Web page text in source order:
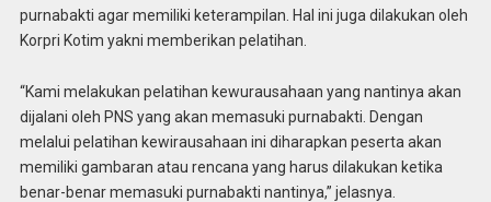
purnabakti agar memiliki keterampilan. Hal ini juga dilakukan oleh
Korpri Kotim yakni memberikan pelatihan.
“Kami melakukan pelatihan kewurausahaan yang nantinya akan
dijalani oleh PNS yang akan memasuki purnabakti. Dengan
melalui pelatihan kewirausahaan ini diharapkan peserta akan
memiliki gambaran atau rencana yang harus dilakukan ketika
benar-benar memasuki purnabakti nantinya,” jelasnya.